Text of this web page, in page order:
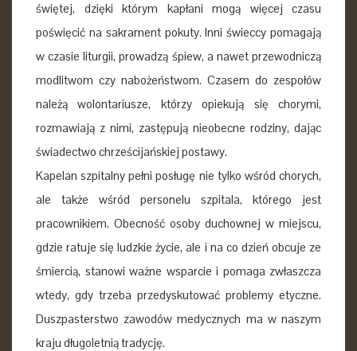
świętej, dzięki którym kapłani mogą więcej czasu
poświęcić na sakrament pokuty. Inni świeccy pomagają
w czasie liturgii, prowadzą śpiew, a nawet przewodniczą
modlitwom czy nabożeństwom. Czasem do zespołów
należą wolontariusze, którzy opiekują się chorymi,
rozmawiają z nimi, zastępują nieobecne rodziny, dając
świadectwo chrześcijańskiej postawy.
Kapelan szpitalny pełni posługę nie tylko wśród chorych,
ale także wśród personelu szpitala, którego jest
pracownikiem. Obecność osoby duchownej w miejscu,
gdzie ratuje się ludzkie życie, ale i na co dzień obcuje ze
śmiercią, stanowi ważne wsparcie i pomaga zwłaszcza
wtedy, gdy trzeba przedyskutować problemy etyczne.
Duszpasterstwo zawodów medycznych ma w naszym
kraju długoletnią tradycję.